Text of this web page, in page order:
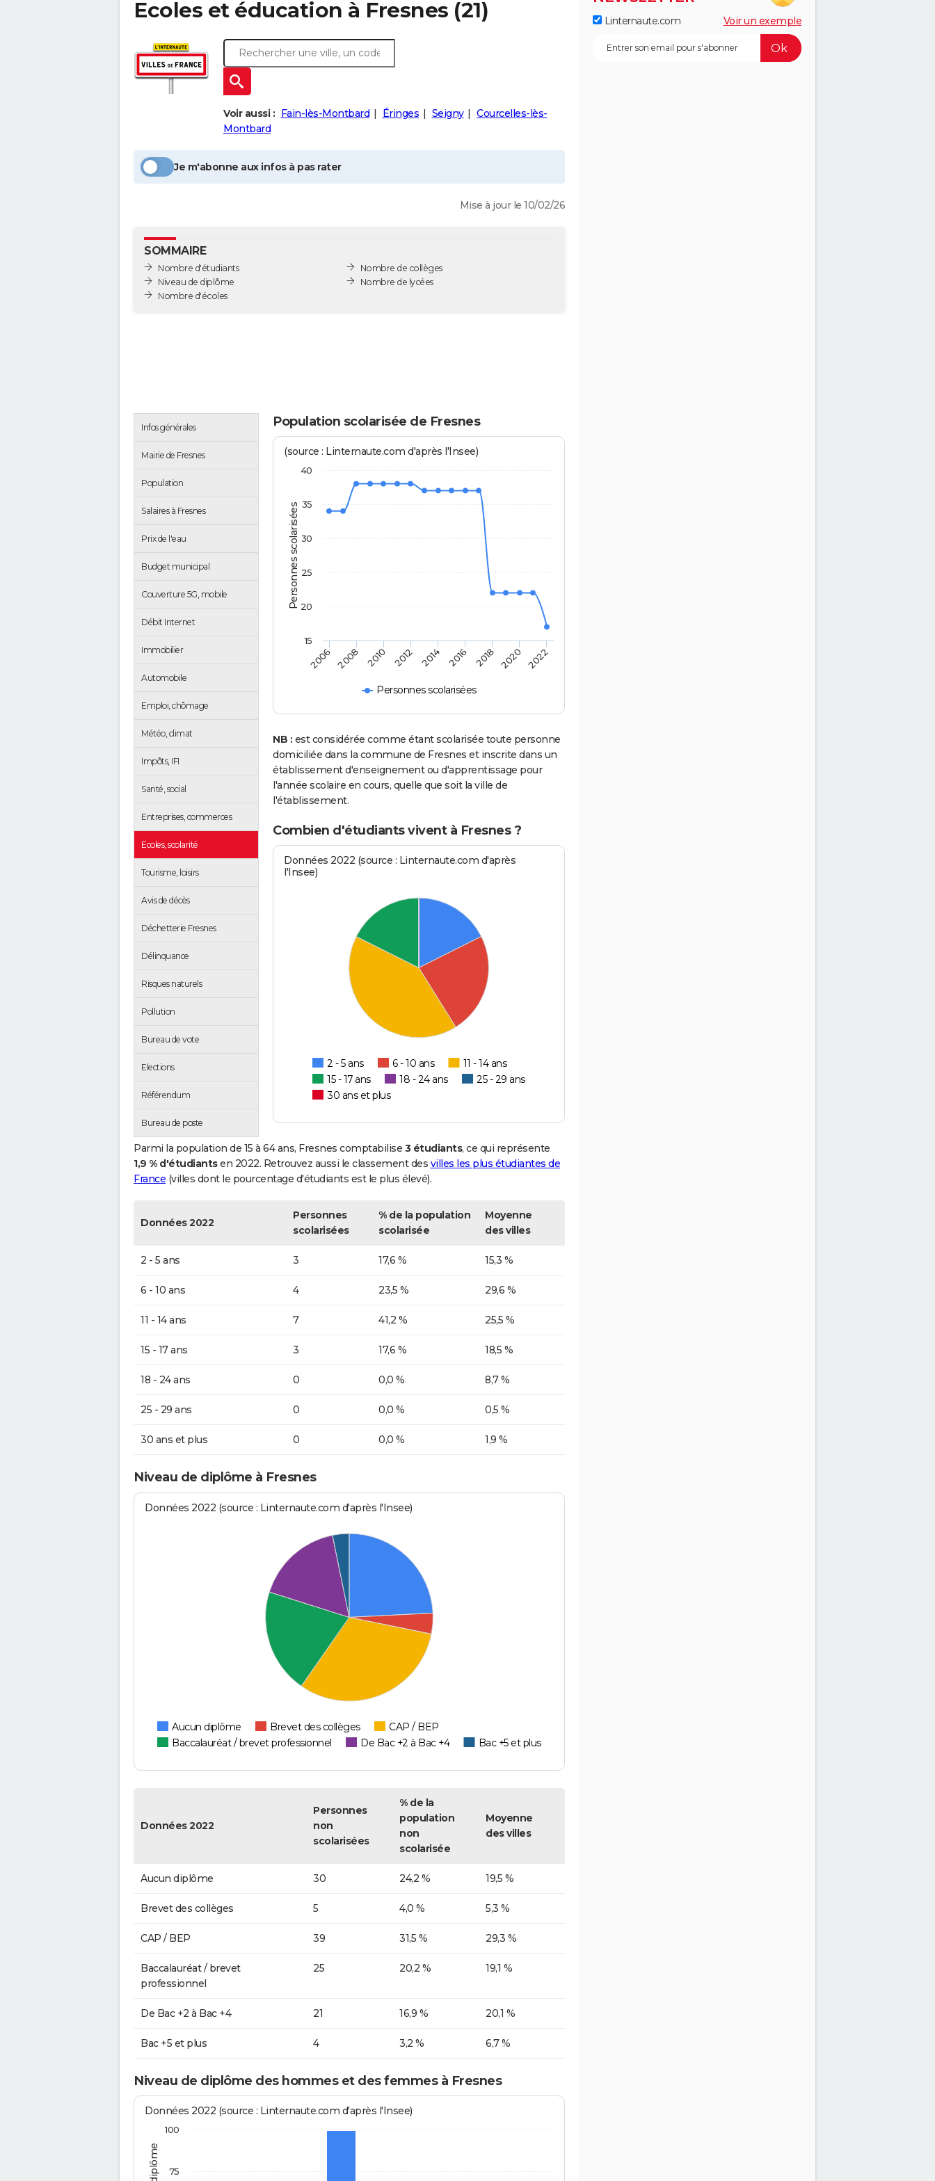
Ecoles et éducation à Fresnes (21)
Voir aussi : Fain-lès-Montbard Éringes Seigny
Courcelles-lès-
Montbard
Je m'abonne aux infos à pas rater
Mise à jour le 10/02/26
SOMMAIRE
Nombre d'étudiants
Niveau de diplôme
Nombre d'écoles
Nombre de collèges
Nombre de lycées
Infos générales
Mairie de Fresnes
Population
Salaires à Fresnes
Prix de l'eau
Budget municipal
Couverture 5G, mobile
Débit Internet
Immobilier
Automobile
Emploi, chômage
Météo, climat
Impôts, IFI
Santé, social
Entreprises, commerces
Ecoles, scolarité
Tourisme, loisirs
Avis de décès
Déchetterie Fresnes
Délinquance
Risques naturels
Pollution
Bureau de vote
Elections
Référendum
Bureau de poste
Population scolarisée de Fresnes
Personnes scolarisées
(source : Linternaute.com d'après l'Insee)
Personnes scolarisées
2006 2008 2010 2012 2014 2016 2018 2020 2022
15
20
25
30
35
40
NB : est considérée comme étant scolarisée toute personne
domiciliée dans la commune de Fresnes et inscrite dans un
établissement d'enseignement ou d'apprentissage pour
l'année scolaire en cours, quelle que soit la ville de
l'établissement.
Combien d'étudiants vivent à Fresnes ?
Données 2022 (source : Linternaute.com d'après
l'Insee)
2 - 5 ans 6 - 10 ans
11 - 14 ans
15 - 17 ans
18 - 24 ans
25 - 29 ans
30 ans et plus
Parmi la population de 15 à 64 ans, Fresnes comptabilise 3 étudiants, ce qui représente
1,9 % d'étudiantsen 2022. Retrouvez aussi le classement des villes les plus étudiantes de
France (villes dont le pourcentage d'étudiants est le plus élevé).
Données 2022
Personnes
scolarisées
% de la population
scolarisée
Moyenne
des villes
2 - 5 ans 3 17,6 % 15,3 %
6 - 10 ans 4 23,5 % 29,6 %
11 - 14 ans 7 41,2 % 25,5 %
15 - 17 ans 3 17,6 % 18,5 %
18 - 24 ans 0 0,0 % 8,7 %
25 - 29 ans 0 0,0 % 0,5 %
30 ans et plus 0 0,0 % 1,9 %
Niveau de diplôme à Fresnes
Données 2022 (source : Linternaute.com d'après l'Insee)
Aucun diplôme Brevet des collèges
CAP / BEP
Baccalauréat / brevet professionnel
De Bac +2 à Bac +4 Bac +5 et plus
Données 2022
Personnes
non
scolarisées
% de la
population
non
scolarisée
Moyenne
des villes
Aucun diplôme 30 24,2 % 19,5 %
Brevet des collèges 5 4,0 % 5,3 %
CAP / BEP 39 31,5 % 29,3 %
Baccalauréat / brevet
professionnel
25 20,2 % 19,1 %
De Bac +2 à Bac +4 21 16,9 % 20,1 %
Bac +5 et plus 4 3,2 % 6,7 %
Niveau de diplôme des hommes et des femmes à Fresnes
Données 2022 (source : Linternaute.com d'après l'Insee)
75
100
Linternaute.com Voir un exemple